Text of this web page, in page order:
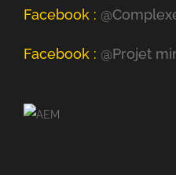
Facebook :
Facebook : @Projet